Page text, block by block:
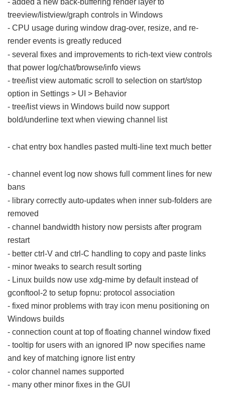
- added a new back-buffering render layer to
treeview/listview/graph controls in Windows
- CPU usage during window drag-over, resize, and re-
render events is greatly reduced
- several fixes and improvements to rich-text view controls
that power log/chat/browse/info views
- tree/list view automatic scroll to selection on start/stop
option in Settings > UI > Behavior
- tree/list views in Windows build now support
bold/underline text when viewing channel list4 c+ ]4 _& H5 [/ ~:
- chat entry box handles pasted multi-line text much better
- channel event log now shows full comment lines for new
bans
- library correctly auto-updates when inner sub-folders are
removed
- channel bandwidth history now persists after program
restart, B6 q3 q, S8 Y& y* d
- better ctrl-V and ctrl-C handling to copy and paste links
- minor tweaks to search result sorting
- Linux builds now use xdg-mime by default instead of
gconftool-2 to setup fopnu: protocol association
- fixed minor problems with tray icon menu positioning on
Windows builds
- connection count at top of floating channel window fixed
- tooltip for users with an ignored IP now specifies name
and key of matching ignore list entry
- color channel names supported
- many other minor fixes in the GUI